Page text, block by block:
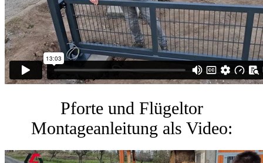
Pforte und Flügeltor
Montageanleitung als Video: